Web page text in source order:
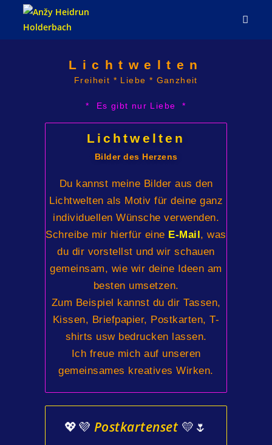
Lichtwelten
Freiheit * Liebe * Ganzheit
* Es gibt nur Liebe *
Lichtwelten
Bilder des Herzens
Du kannst meine Bilder aus den
Lichtwelten als Motiv für deine ganz
individuellen Wünsche verwenden.
Schreibe mir hierfür eine E-Mail, was
du dir vorstellst und wir schauen
gemeinsam, wie wir deine Ideen am
besten umsetzen.
Zum Beispiel kannst du dir Tassen,
Kissen, Briefpapier, Postkarten, T-
shirts usw bedrucken lassen.
Ich freue mich auf unseren
gemeinsames kreatives Wirken.
💖💜 Postkartenset 💛🌷